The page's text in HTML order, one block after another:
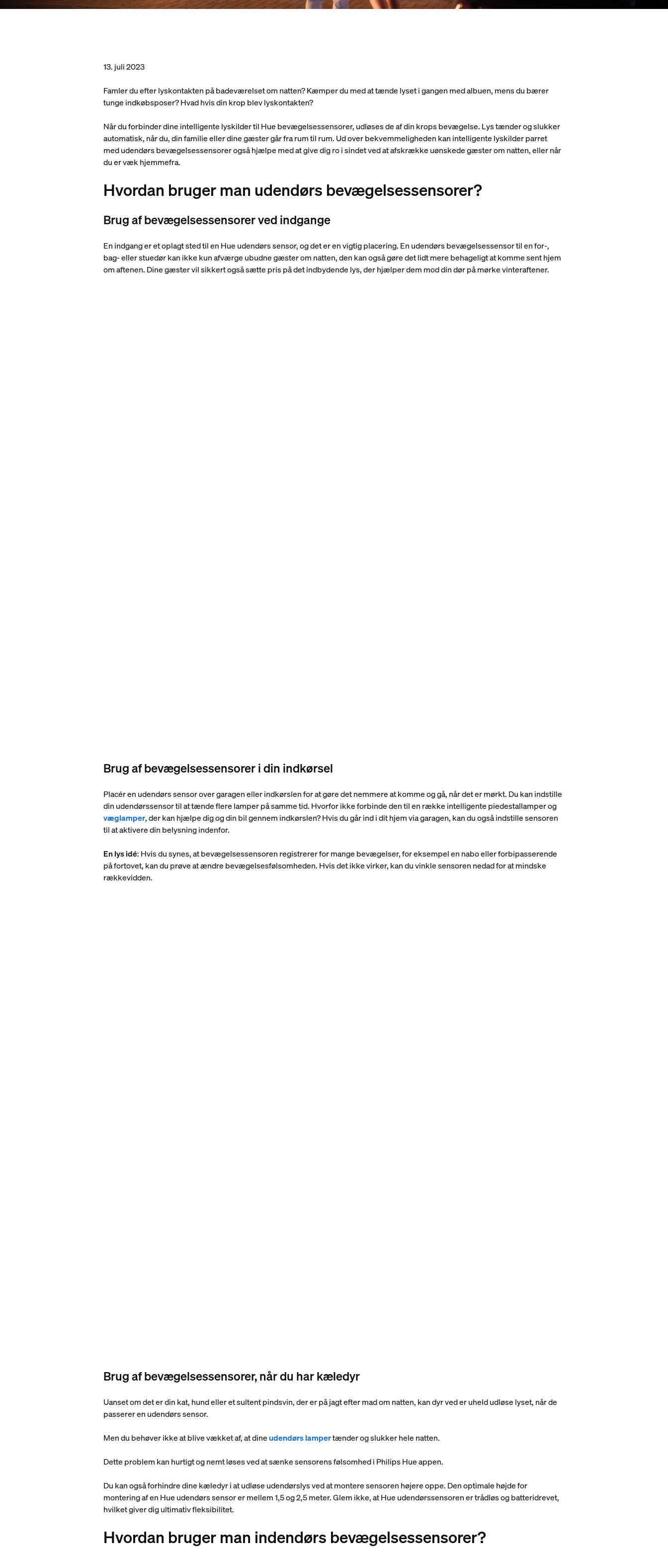
13. juli 2023
Famler du efter lyskontakten på badeværelset om natten? Kæmper du med at tænde lyset i gangen med albuen, mens du bærer
tunge indkøbsposer? Hvad hvis din krop blev lyskontakten?
Når du forbinder dine intelligente lyskilder til Hue bevægelsessensorer, udløses de af din krops bevægelse. Lys tænder og slukker
automatisk, når du, din familie eller dine gæster går fra rum til rum. Ud over bekvemmeligheden kan intelligente lyskilder parret
med udendørs bevægelsessensorer også hjælpe med at give dig ro i sindet ved at afskrække uønskede gæster om natten, eller når
du er væk hjemmefra.
Hvordan bruger man udendørs bevægelsessensorer?
Brug af bevægelsessensorer ved indgange
En indgang er et oplagt sted til en Hue udendørs sensor, og det er en vigtig placering. En udendørs bevægelsessensor til en for-,
bag- eller stuedør kan ikke kun afværge ubudne gæster om natten, den kan også gøre det lidt mere behageligt at komme sent hjem
om aftenen. Dine gæster vil sikkert også sætte pris på det indbydende lys, der hjælper dem mod din dør på mørke vinteraftener.
Brug af bevægelsessensorer i din indkørsel
Placér en udendørs sensor over garagen eller indkørslen for at gøre det nemmere at komme og gå, når det er mørkt. Du kan indstille
din udendørssensor til at tænde flere lamper på samme tid. Hvorfor ikke forbinde den til en række intelligente piedestallamper og
væglamper, der kan hjælpe dig og din bil gennem indkørslen? Hvis du går ind i dit hjem via garagen, kan du også indstille sensoren
til at aktivere din belysning indenfor.
En lys idé: Hvis du synes, at bevægelsessensoren registrerer for mange bevægelser, for eksempel en nabo eller forbipasserende
på fortovet, kan du prøve at ændre bevægelsesfølsomheden. Hvis det ikke virker, kan du vinkle sensoren nedad for at mindske
rækkevidden.
Brug af bevægelsessensorer, når du har kæledyr
Uanset om det er din kat, hund eller et sultent pindsvin, der er på jagt efter mad om natten, kan dyr ved er uheld udløse lyset, når de
passerer en udendørs sensor.
Men du behøver ikke at blive vækket af, at dine udendørs lampertænder og slukker hele natten.
Dette problem kan hurtigt og nemt løses ved at sænke sensorens følsomhed i Philips Hue appen.
Du kan også forhindre dine kæledyr i at udløse udendørslys ved at montere sensoren højere oppe. Den optimale højde for
montering af en Hue udendørs sensor er mellem 1,5 og 2,5 meter. Glem ikke, at Hue udendørssensoren er trådløs og batteridrevet,
hvilket giver dig ultimativ fleksibilitet.
Hvordan bruger man indendørs bevægelsessensorer?